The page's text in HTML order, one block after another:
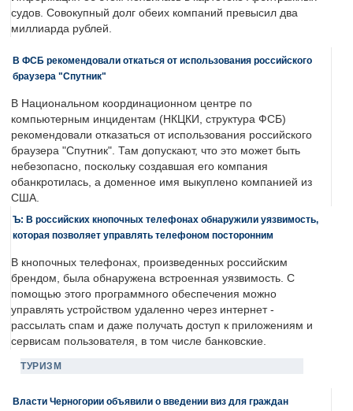
судов. Совокупный долг обеих компаний превысил два
миллиарда рублей.
В ФСБ рекомендовали откаться от использования российского
браузера "Спутник"
В Национальном координационном центре по
компьютерным инцидентам (НКЦКИ, структура ФСБ)
рекомендовали отказаться от использования российского
браузера "Спутник". Там допускают, что это может быть
небезопасно, поскольку создавшая его компания
обанкротилась, а доменное имя выкуплено компанией из
США.
Ъ: В российских кнопочных телефонах обнаружили уязвимость,
которая позволяет управлять телефоном посторонним
В кнопочных телефонах, произведенных российским
брендом, была обнаружена встроенная уязвимость. С
помощью этого программного обеспечения можно
управлять устройством удаленно через интернет -
рассылать спам и даже получать доступ к приложениям и
сервисам пользователя, в том числе банковские.
ТУРИЗМ
Власти Черногории объявили о введении виз для граждан